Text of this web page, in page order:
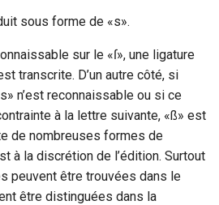
sous forme de «s».
sur le «ſ», une ligature
transcrite. D’un autre côté, si
n’est reconnaissable ou si ce
à la lettre suivante, «ß» est
de nombreuses formes de
à la discrétion de l’édition. Surtout
peuvent être trouvées dans le
être distinguées dans la